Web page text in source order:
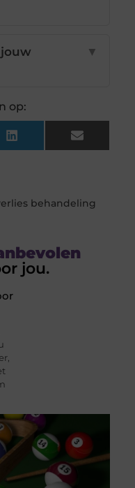
▼
op:
LinkedIn Email
behandeling
jou.